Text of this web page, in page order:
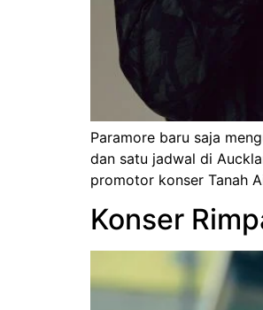
Paramore baru saja
dan satu jadwal di
promotor konser Tanah
Konser